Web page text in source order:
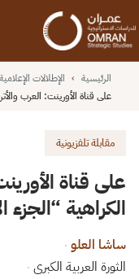
الرئيسية › الإطلالات الإعلامية
على قناة الأورينت: العرب
مقابلة تلفزيونية
على قناة
الكراهية “الجزء
ساشا العلو ·
الثورة العربية الكبرى ·